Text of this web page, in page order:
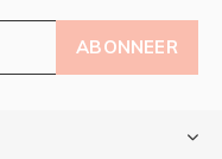
ABONNEER